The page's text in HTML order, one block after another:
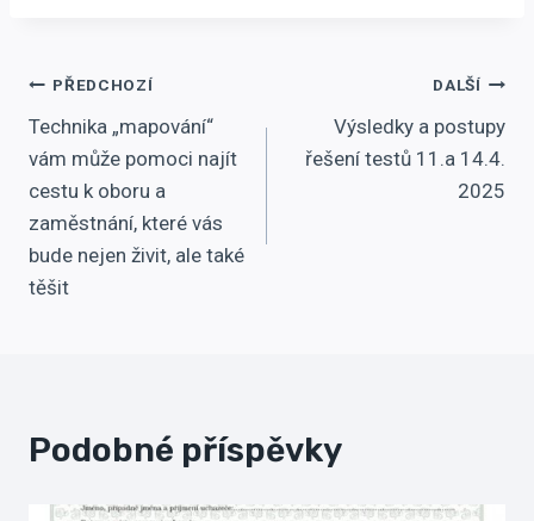
Navigace
pro
příspěvek
PŘEDCHOZÍ
Technika „mapování“
vám může pomoci najít
cestu k oboru a
zaměstnání, které vás
bude nejen živit, ale také
těšit
DALŠÍ
Výsledky a postupy
řešení testů 11.a 14.4.
2025
Podobné příspěvky